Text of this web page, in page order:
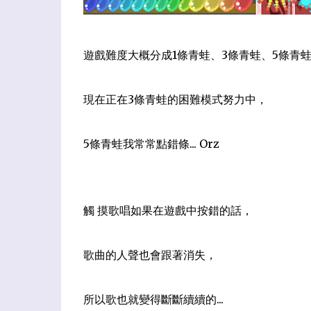
遊戲難度大概分成1條青蛙、3條青蛙、5條青
現在正在3條青蛙的困難模式努力中，
5條青蛙我常常點錯條... Orz
觸 摸歌唱如果在遊戲中按錯的話，
歌曲的人聲也會跟著消失，
所以歌也就變得斷斷續續的...